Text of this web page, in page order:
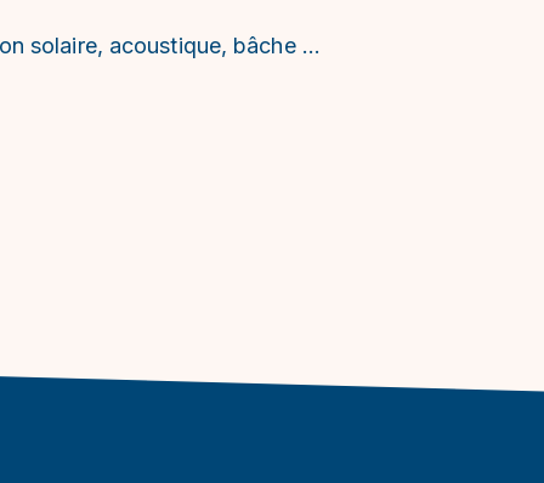
solaire, acoustique, bâche …